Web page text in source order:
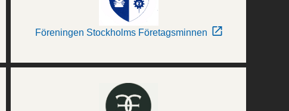
Föreningen Stockholms Företagsminnen